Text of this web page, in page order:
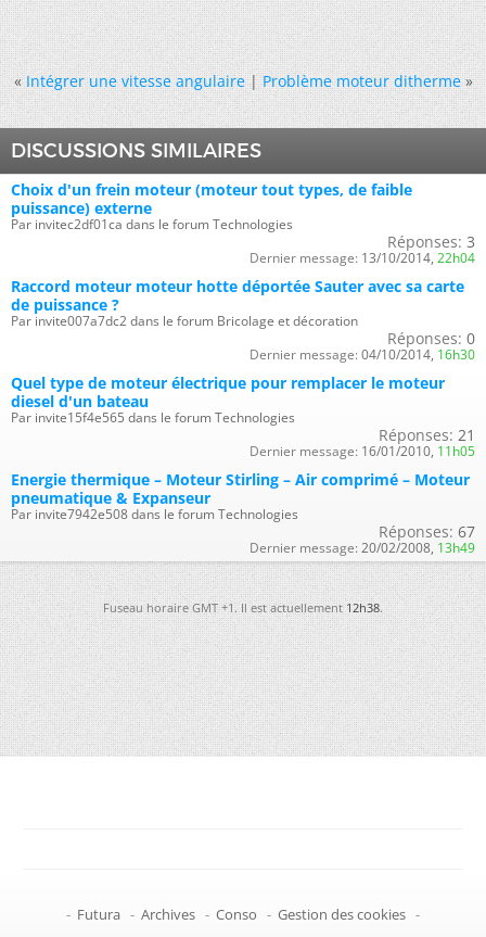
« Intégrer une vitesse angulaire|Problème moteur ditherme »
DISCUSSIONS SIMILAIRES
Choix d'un frein moteur (moteur tout types, de faible
puissance) externe
Par invitec2df01ca dans le forum Technologies
Réponses: 3
Dernier message: 13/10/2014, 22h04
Raccord moteur moteur hotte déportée Sauter avec sa carte
de puissance ?
Par invite007a7dc2 dans le forum Bricolage et décoration
Réponses: 0
Dernier message: 04/10/2014, 16h30
Quel type de moteur électrique pour remplacer le moteur
diesel d'un bateau
Par invite15f4e565 dans le forum Technologies
Réponses: 21
Dernier message: 16/01/2010, 11h05
Energie thermique – Moteur Stirling – Air comprimé – Moteur
pneumatique & Expanseur
Par invite7942e508 dans le forum Technologies
Réponses: 67
Dernier message: 20/02/2008, 13h49
Fuseau horaire GMT +1. Il est actuellement12h38.
- Futura - Archives - Conso - Gestion des cookies -